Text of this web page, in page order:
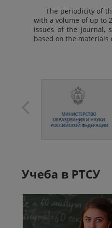
The periodicity of
with a volume of up to
issues of the Journal,
based on the materials
Учеба в РТСУ